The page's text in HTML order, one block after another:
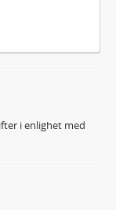
i enlighet med